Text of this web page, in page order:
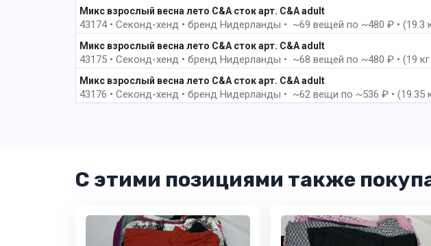
Микс взрослый весна лето C&A сток арт. C&A adult
43174 • Секонд-хенд • бренд Нидерланды • ~69 вещей по ~480 ₽ • (19.3
Микс взрослый весна лето C&A сток арт. C&A adult
43175 • Секонд-хенд • бренд Нидерланды • ~68 вещей по ~480 ₽ • (19 кг
Микс взрослый весна лето C&A сток арт. C&A adult
43176 • Секонд-хенд • бренд Нидерланды • ~62 вещи по ~536 ₽ • (19.35
С этими позициями также